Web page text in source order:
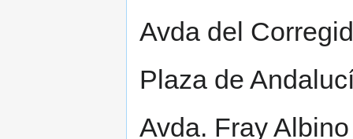
Avda del
Plaza de
Avda. Fray Albino